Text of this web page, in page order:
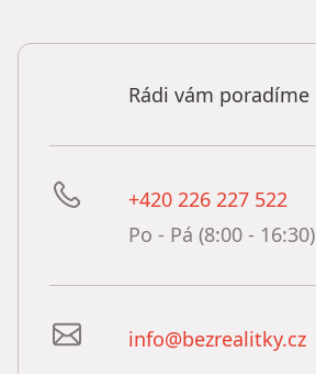
Rádi vám poradíme
+420 226 227 522
Po - Pá (8:00 - 16:30)
info@bezrealitky.cz